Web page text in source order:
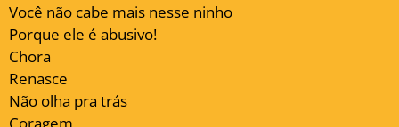
Você não cabe mais nesse ninho
Porque ele é abusivo!
Chora
Renasce
Não olha pra trás
Coragem